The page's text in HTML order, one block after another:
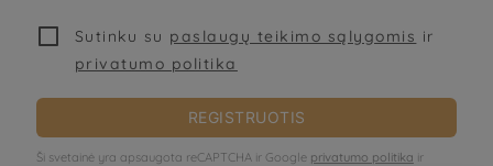
Sutinku su paslaugų teikimo sąlygomis ir
privatumo politika
REGISTRUOTIS
Ši svetainė yra apsaugota reCAPTCHA ir Google privatumo politika ir